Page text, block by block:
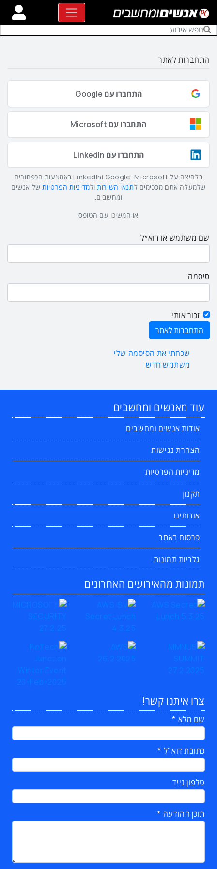
התחברות לאתר
התחברו עם Google
התחברו עם Microsoft
התחברו עם LinkedIn
בלחיצה על Google, Microsoft וLinkedIn באמצעות הכפתורים
שלמעלה אתם מסכימים לתנאי השירותולמדיניות הפרטיותשל אנשים
ומחשבים.
או המשיכו עם הטופס
שם משתמש או דוא״ל
סיסמה
זכור אותי
שכחתי את הסיסמה שלי
משתמש חדש
עוד מאנשים ומחשבים
אודות אנשים ומחשבים
הצהרת נגישות
מדיניות הפרטיות
תקנון
אודותינו
פרסום באתר
גלריות תמונות
תמונות מהאירועים האחרונים
צרו איתנו קשר!
שם מלא
כתובת דוא"ל
טלפון נייד
תוכן ההודעה